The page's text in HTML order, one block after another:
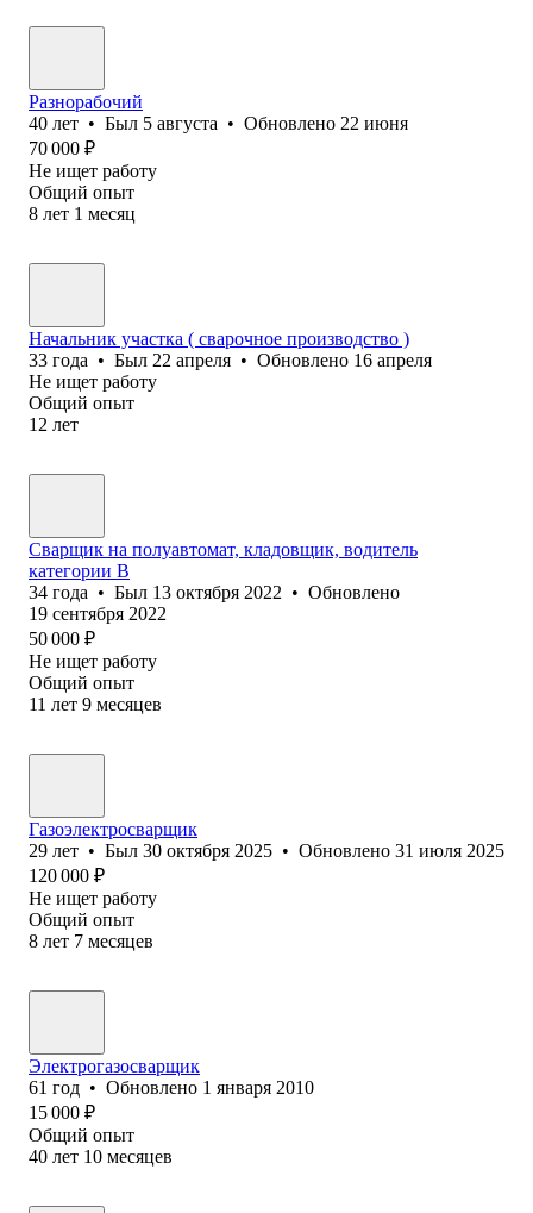
Разнорабочий
40 лет • Был 5 августа • Обновлено 22 июня
70 000 ₽
Не ищет работу
Общий опыт
8 лет 1 месяц
Начальник участка ( сварочное производство )
33 года • Был 22 апреля • Обновлено 16 апреля
Не ищет работу
Общий опыт
12 лет
Сварщик на полуавтомат, кладовщик, водитель
категории В
34 года • Был 13 октября 2022 • Обновлено
19 сентября 2022
50 000 ₽
Не ищет работу
Общий опыт
11 лет 9 месяцев
Газоэлектросварщик
29 лет • Был 30 октября 2025 • Обновлено 31 июля 2025
120 000 ₽
Не ищет работу
Общий опыт
8 лет 7 месяцев
Электрогазосварщик
61 год • Обновлено 1 января 2010
15 000 ₽
Общий опыт
40 лет 10 месяцев